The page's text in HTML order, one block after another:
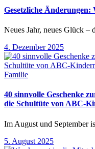
Gesetzliche Änderungen:
Neues Jahr, neues Glück –
4. Dezember 2025
Familie
40 sinnvolle Geschenke
die Schultüte von ABC-
Im August und September
5. August 2025